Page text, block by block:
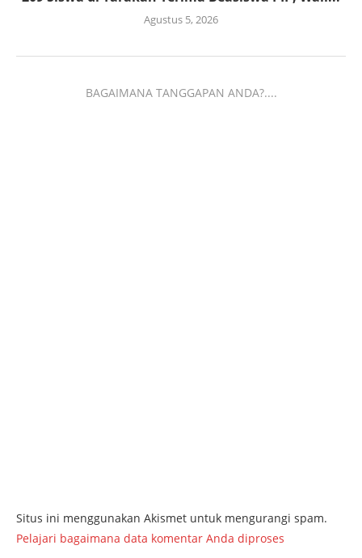
Agustus 5, 2026
BAGAIMANA TANGGAPAN ANDA?....
Situs ini menggunakan Akismet untuk mengurangi spam.
Pelajari bagaimana data komentar Anda diproses